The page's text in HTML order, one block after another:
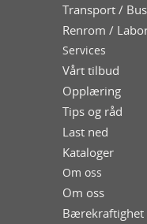
Transport /
Renrom /
Services
Vårt tilbud
Opplæring
Tips og råd
Last ned
Kataloger
Om oss
Om oss
Bærekraftighet